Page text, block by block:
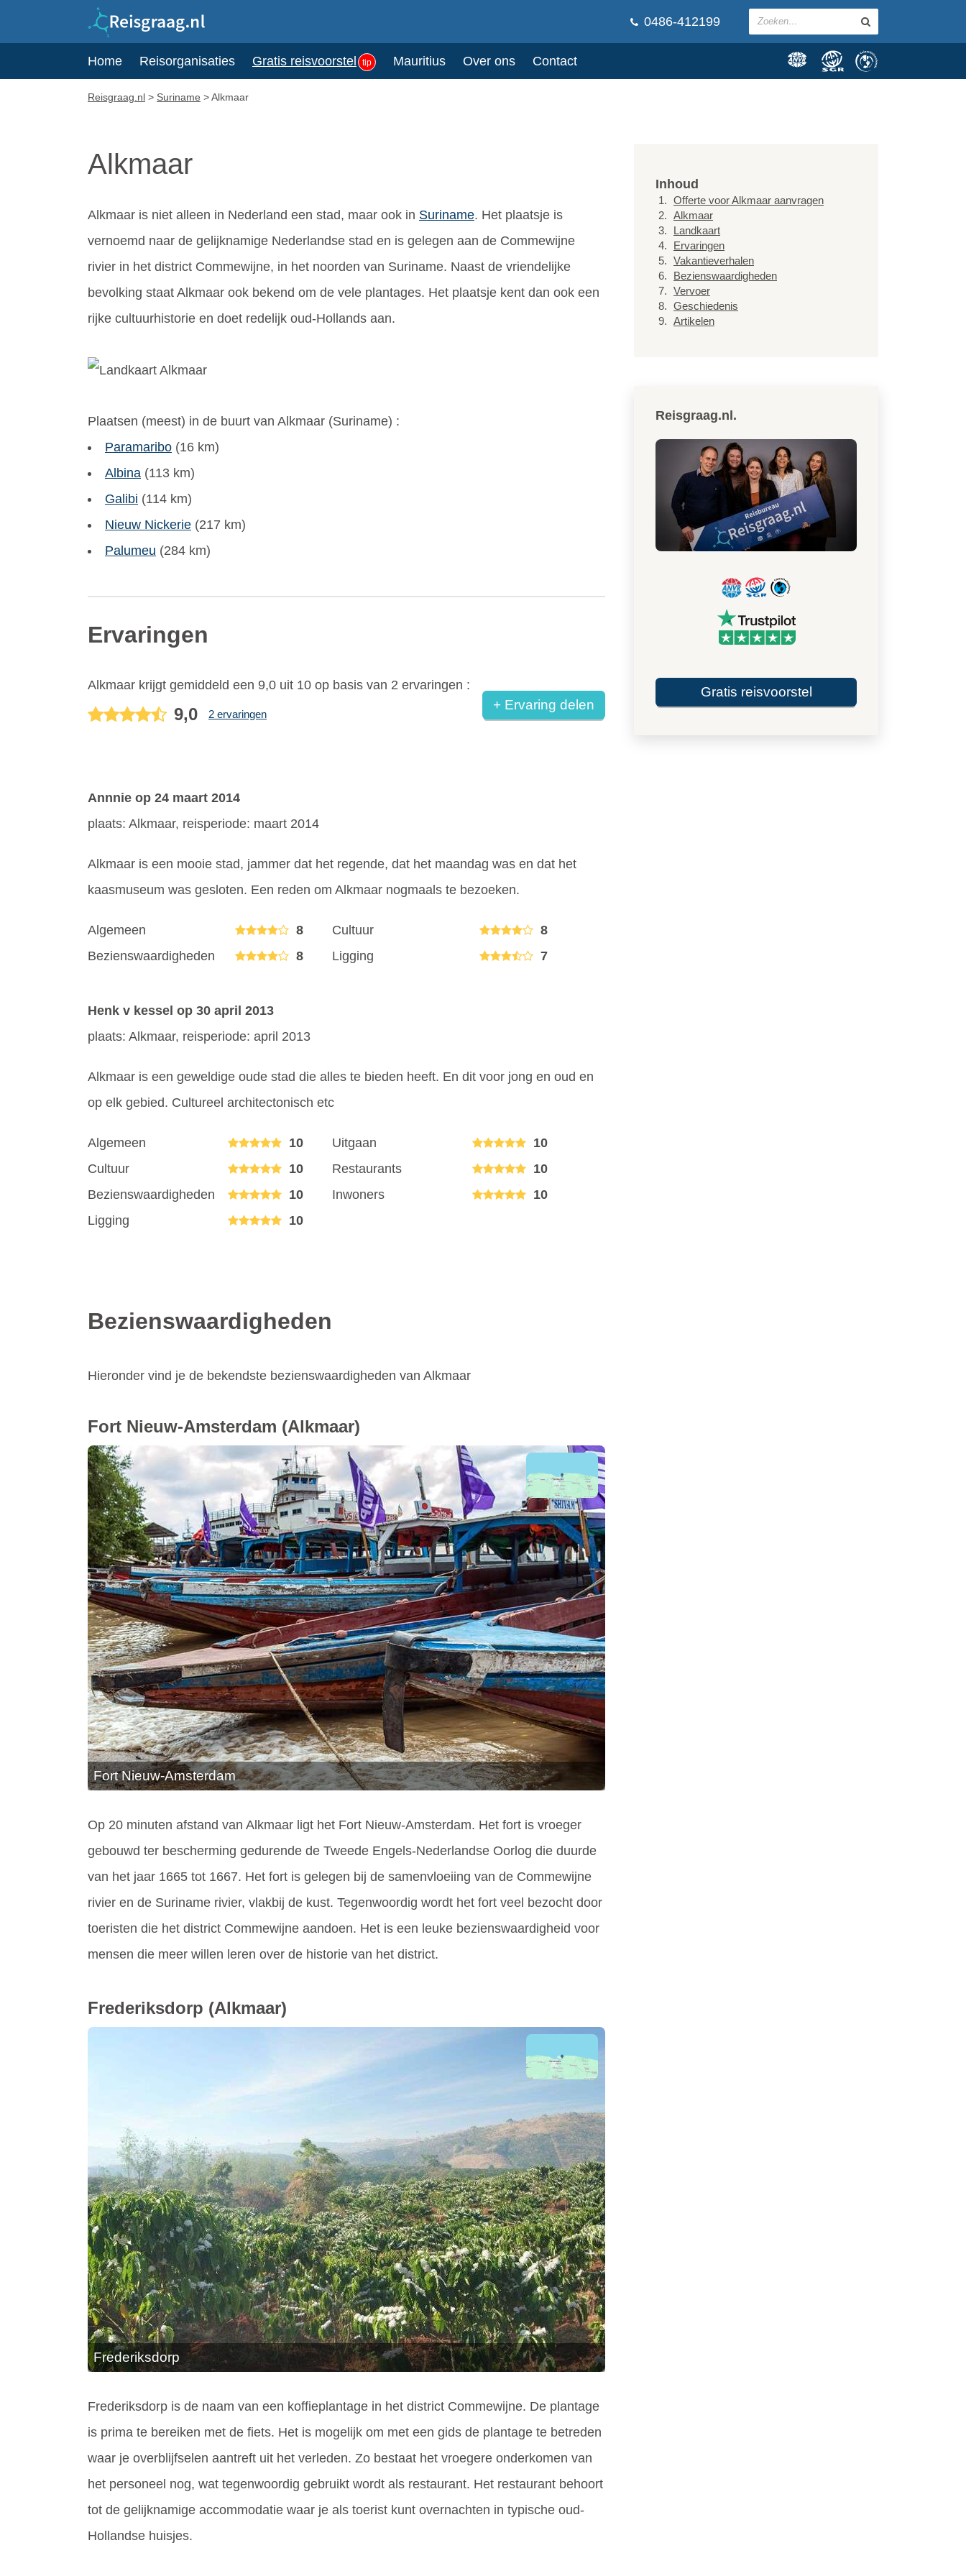
0486-412199
Home Reisorganisaties Gratis reisvoorstel tip Mauritius Over ons Contact
Reisgraag.nl > Suriname >Alkmaar
Alkmaar
Alkmaar is niet alleen in Nederland een stad, maar ook in Suriname. Het plaatsje is
vernoemd naar de gelijknamige Nederlandse stad en is gelegen aan de Commewijne
rivier in het district Commewijne, in het noorden van Suriname. Naast de vriendelijke
bevolking staat Alkmaar ook bekend om de vele plantages. Het plaatsje kent dan ook een
rijke cultuurhistorie en doet redelijk oud-Hollands aan.
Plaatsen (meest) in de buurt van Alkmaar (Suriname) :
Paramaribo (16 km)
Albina (113 km)
Galibi (114 km)
Nieuw Nickerie (217 km)
Palumeu (284 km)
Ervaringen
Alkmaar krijgt gemiddeld een 9,0 uit 10 op basis van 2 ervaringen :
9,0 2 ervaringen
+ Ervaring delen
Annnie op 24 maart 2014
plaats: Alkmaar, reisperiode: maart 2014
Alkmaar is een mooie stad, jammer dat het regende, dat het maandag was en dat het
kaasmuseum was gesloten. Een reden om Alkmaar nogmaals te bezoeken.
Algemeen 8 Cultuur
8
Bezienswaardigheden
8 Ligging 7
Henk v kessel op 30 april 2013
plaats: Alkmaar, reisperiode: april 2013
Alkmaar is een geweldige oude stad die alles te bieden heeft. En dit voor jong en oud en
op elk gebied. Cultureel architectonisch etc
Algemeen 10 Uitgaan
10
Cultuur
10 Restaurants
10
Bezienswaardigheden
10 Inwoners
10
Ligging
10
Bezienswaardigheden
Hieronder vind je de bekendste bezienswaardigheden van Alkmaar
Fort Nieuw-Amsterdam (Alkmaar)
Fort Nieuw-Amsterdam
Op 20 minuten afstand van Alkmaar ligt het Fort Nieuw-Amsterdam. Het fort is vroeger
gebouwd ter bescherming gedurende de Tweede Engels-Nederlandse Oorlog die duurde
van het jaar 1665 tot 1667. Het fort is gelegen bij de samenvloeiing van de Commewijne
rivier en de Suriname rivier, vlakbij de kust. Tegenwoordig wordt het fort veel bezocht door
toeristen die het district Commewijne aandoen. Het is een leuke bezienswaardigheid voor
mensen die meer willen leren over de historie van het district.
Frederiksdorp (Alkmaar)
Frederiksdorp
Frederiksdorp is de naam van een koffieplantage in het district Commewijne. De plantage
is prima te bereiken met de fiets. Het is mogelijk om met een gids de plantage te betreden
waar je overblijfselen aantreft uit het verleden. Zo bestaat het vroegere onderkomen van
het personeel nog, wat tegenwoordig gebruikt wordt als restaurant. Het restaurant behoort
tot de gelijknamige accommodatie waar je als toerist kunt overnachten in typische oud-
Hollandse huisjes.
Inhoud
Offerte voor Alkmaar aanvragen
Alkmaar
Landkaart
Ervaringen
Vakantieverhalen
Bezienswaardigheden
Vervoer
Geschiedenis
Artikelen
Reisgraag.nl.
Gratis reisvoorstel